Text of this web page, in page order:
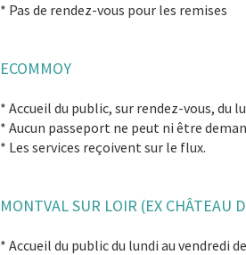
* Pas de rendez-vous pour les remises
ECOMMOY
* Accueil du public, sur rendez-vous, du
* Aucun passeport ne peut ni être
* Les services reçoivent sur le flux.
MONTVAL SUR LOIR (EX CHÂTEAU
* Accueil du public du lundi au vendredi